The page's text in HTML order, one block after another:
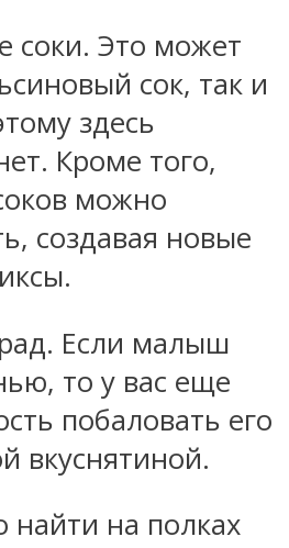
соки. Это может
сок, так и
здесь
Кроме того,
можно
создавая новые
Если малыш
то у вас еще
побаловать его
вкуснятиной.
на полках